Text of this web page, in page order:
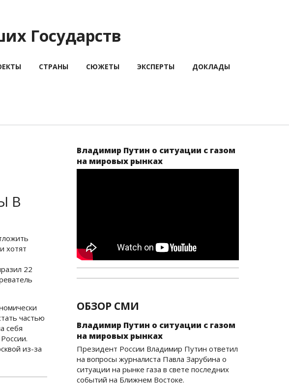
Государств
СТРАНЫ СЮЖЕТЫ ЭКСПЕРТЫ ДОКЛАДЫ
В
хотят
22
частью
себя
из-за
Владимир Путин о ситуации с газом
на мировых рынках
ОБЗОР СМИ
Владимир Путин о ситуации с газом
на мировых рынках
Президент России Владимир Путин ответил
на вопросы журналиста Павла Зарубина о
ситуации на рынке газа в свете последних
событий на Ближнем Востоке.